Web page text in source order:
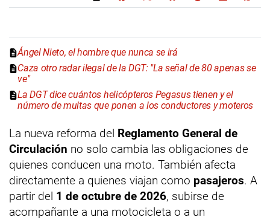
Ángel Nieto, el hombre que nunca se irá
Caza otro radar ilegal de la DGT: "La señal de 80 apenas se
ve"
La DGT dice cuántos helicópteros Pegasus tienen y el
número de multas que ponen a los conductores y moteros
La nueva reforma del Reglamento General de
Circulación no solo cambia las obligaciones de
quienes conducen una moto. También afecta
directamente a quienes viajan como pasajeros. A
partir del 1 de octubre de 2026, subirse de
acompañante a una motocicleta o a un